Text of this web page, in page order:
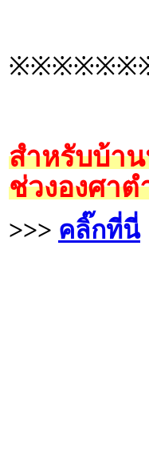
สำหรับบ้า
ช่วงองศาต
>>> คลิ๊กที่นี่